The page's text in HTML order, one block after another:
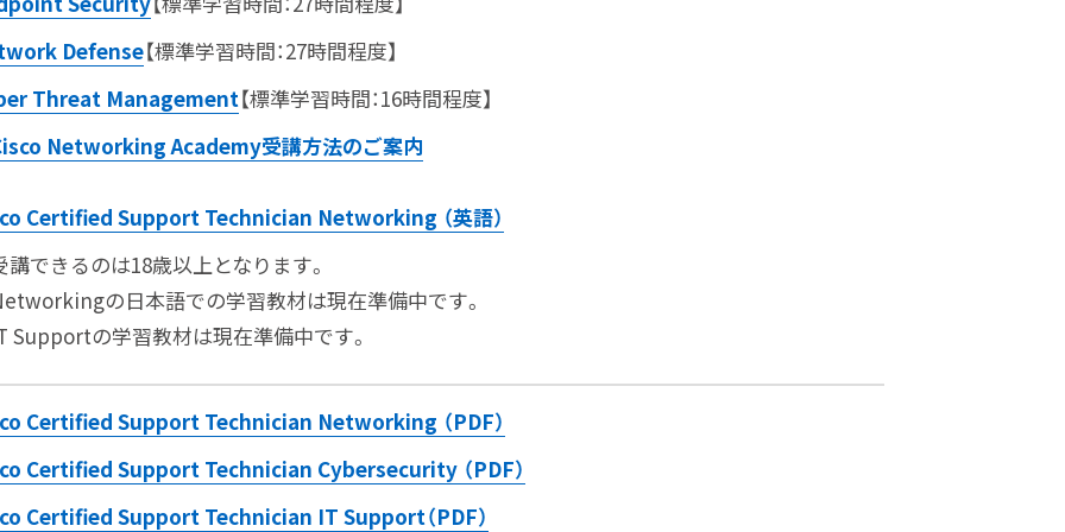
Defense【標準学習時間：27時間程度】
Threat Management【標準学習時間：16時間程度】
Networking Academy受講方法のご案内
Certified Support Technician Networking （英語）
できるのは18歳以上となります。
の日本語での学習教材は現在準備中です。
の学習教材は現在準備中です。
Certified Support Technician Networking （PDF）
Certified Support Technician Cybersecurity （PDF）
Certified Support Technician IT Support（PDF）